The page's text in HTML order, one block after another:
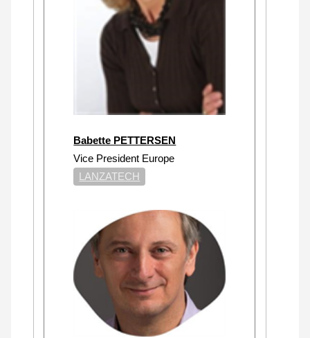
Babette PETTERSEN
Vice President Europe
LANZATECH